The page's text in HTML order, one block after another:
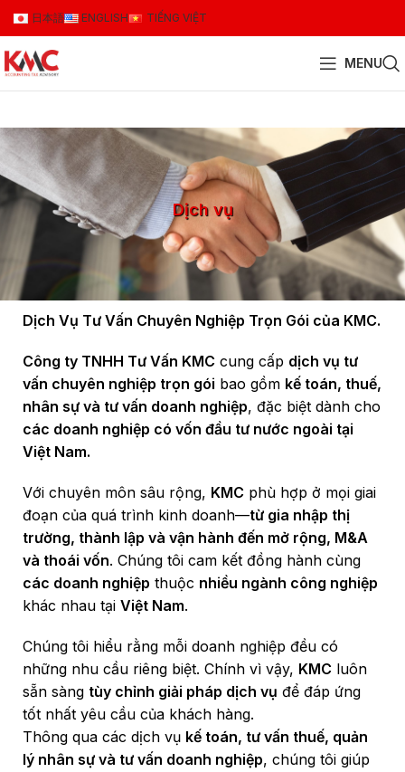
日本語 ENGLISH TIẾNG VIỆT
MENU
Dịch vụ
Dịch Vụ Tư Vấn Chuyên Nghiệp Trọn Gói của KMC.
Công ty TNHH Tư Vấn KMC cung cấp dịch vụ tư
vấn chuyên nghiệp trọn gói bao gồm kế toán, thuế,
nhân sự và tư vấn doanh nghiệp, đặc biệt dành cho
các doanh nghiệp có vốn đầu tư nước ngoài tại
Việt Nam.
Với chuyên môn sâu rộng, KMC phù hợp ở mọi giai
đoạn của quá trình kinh doanh—từ gia nhập thị
trường, thành lập và vận hành đến mở rộng, M&A
và thoái vốn. Chúng tôi cam kết đồng hành cùng
các doanh nghiệp thuộc nhiều ngành công nghiệp
khác nhau tại Việt Nam.
Chúng tôi hiểu rằng mỗi doanh nghiệp đều có
những nhu cầu riêng biệt. Chính vì vậy, KMC luôn
sẵn sàng tùy chỉnh giải pháp dịch vụ để đáp ứng
tốt nhất yêu cầu của khách hàng.
Thông qua các dịch vụ kế toán, tư vấn thuế, quản
lý nhân sự và tư vấn doanh nghiệp, chúng tôi giúp